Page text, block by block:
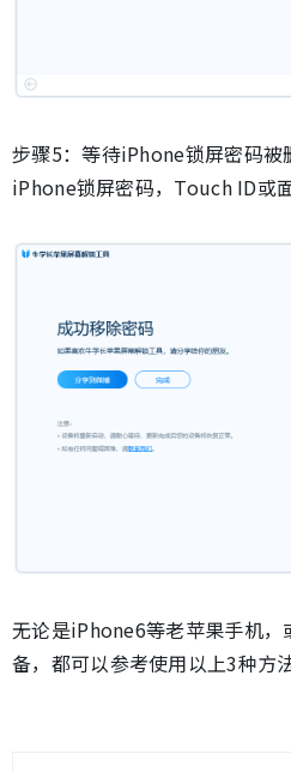
步骤5：等待iPhone锁屏密码被
iPhone锁屏密码，Touch ID或面
无论是iPhone6等老苹果手机
备，都可以参考使用以上3种方